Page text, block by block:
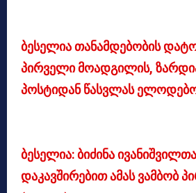
ბესელია თანამდებობის
პირველი მოადგილის,
პოსტიდან წასვლას
ბესელია: ბიძინა
დაკავშირებით ამას ვამბობ